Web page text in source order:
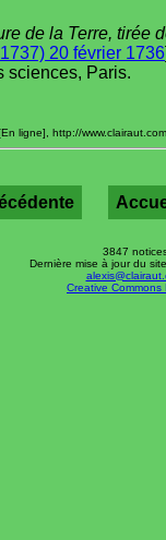
de la Terre, tirée
20 février 1736
sciences, Paris.
ligne], http://
3847
Dernière mise à jour du
Creative Commons